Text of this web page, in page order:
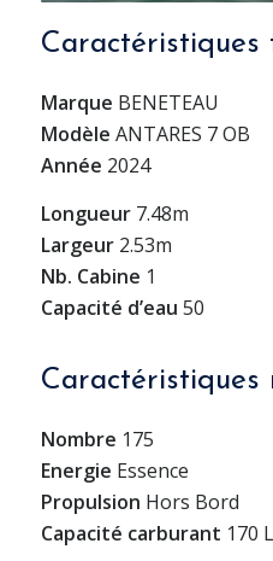
Caractéristiques
Marque BENETEAU
Modèle ANTARES 7 OB
Année 2024
Longueur7.48m
Largeur2.53m
Nb. Cabine 1
Capacité d’eau 50
Caractéristiques
Nombre 175
Energie Essence
Propulsion Hors Bord
Capacité carburant 170 L